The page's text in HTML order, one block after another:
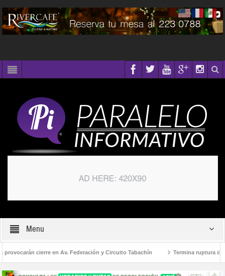
Menu
cierre en Av. Federación y Circuito Tabachín Termina ruptura
robo a Karely Ruiz